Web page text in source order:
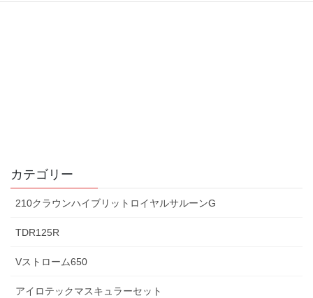
カテゴリー
210クラウンハイブリットロイヤルサルーンG
TDR125R
Vストローム650
アイロテックマスキュラーセット